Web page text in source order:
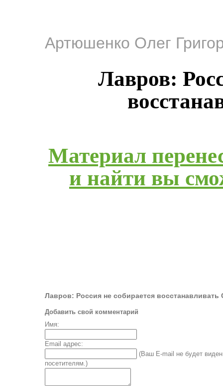
Артюшенко Олег
Лавров:
Материал
и найти вы
Лавров: Россия не собирается восстанавливать
Добавить свой комментарий
Имя:
Email адрес:
(Ваш E-mail не будет виден
посетителям.)